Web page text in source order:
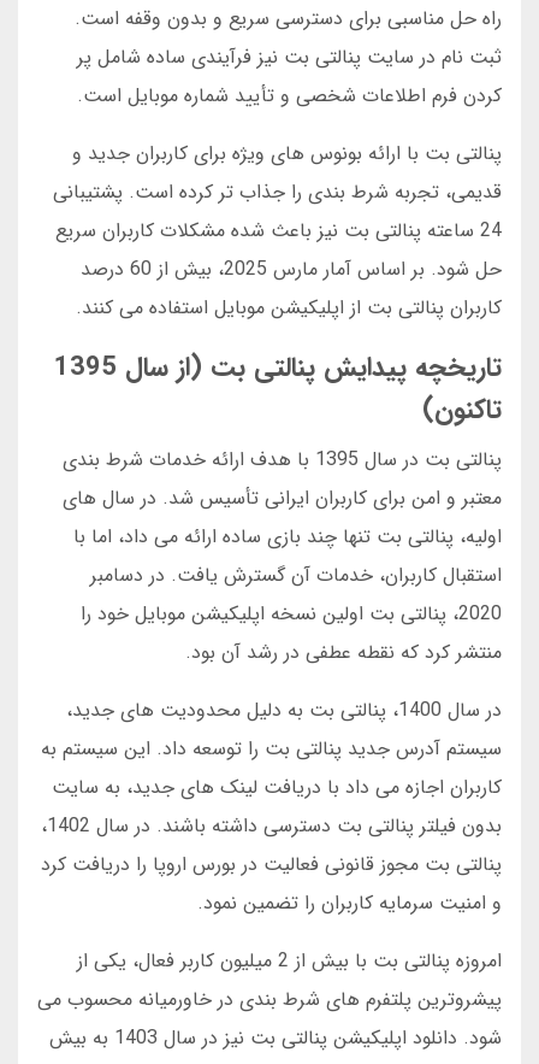
راه حل مناسبی برای دسترسی سریع و بدون وقفه است.
ثبت نام در سایت پنالتی بت نیز فرآیندی ساده شامل پر
کردن فرم اطلاعات شخصی و تأیید شماره موبایل است.
پنالتی بت با ارائه بونوس های ویژه برای کاربران جدید و
قدیمی، تجربه شرط بندی را جذاب تر کرده است. پشتیبانی
24 ساعته پنالتی بت نیز باعث شده مشکلات کاربران سریع
حل شود. بر اساس آمار مارس 2025، بیش از 60 درصد
کاربران پنالتی بت از اپلیکیشن موبایل استفاده می کنند.
تاریخچه پیدایش پنالتی بت (از سال 1395
تاکنون)
پنالتی بت در سال 1395 با هدف ارائه خدمات شرط بندی
معتبر و امن برای کاربران ایرانی تأسیس شد. در سال های
اولیه، پنالتی بت تنها چند بازی ساده ارائه می داد، اما با
استقبال کاربران، خدمات آن گسترش یافت. در دسامبر
2020، پنالتی بت اولین نسخه اپلیکیشن موبایل خود را
منتشر کرد که نقطه عطفی در رشد آن بود.
در سال 1400، پنالتی بت به دلیل محدودیت های جدید،
سیستم آدرس جدید پنالتی بت را توسعه داد. این سیستم به
کاربران اجازه می داد با دریافت لینک های جدید، به سایت
بدون فیلتر پنالتی بت دسترسی داشته باشند. در سال 1402،
پنالتی بت مجوز قانونی فعالیت در بورس اروپا را دریافت کرد
و امنیت سرمایه کاربران را تضمین نمود.
امروزه پنالتی بت با بیش از 2 میلیون کاربر فعال، یکی از
پیشروترین پلتفرم های شرط بندی در خاورمیانه محسوب می
شود. دانلود اپلیکیشن پنالتی بت نیز در سال 1403 به بیش